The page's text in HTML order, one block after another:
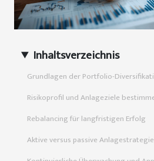
Inhaltsverzeichnis
Grundlagen der Portfolio-
Risikoprofil und Anlageziele
Rebalancing für langfristigen Erfolg
Aktive versus passive